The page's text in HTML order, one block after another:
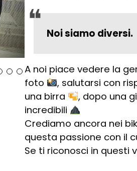
Noi siamo diversi.
A noi piace vedere la
foto
, salutarsi con
una birra
, dopo una
incredibili
Crediamo ancora nei
questa passione con il
Se ti riconosci in questi